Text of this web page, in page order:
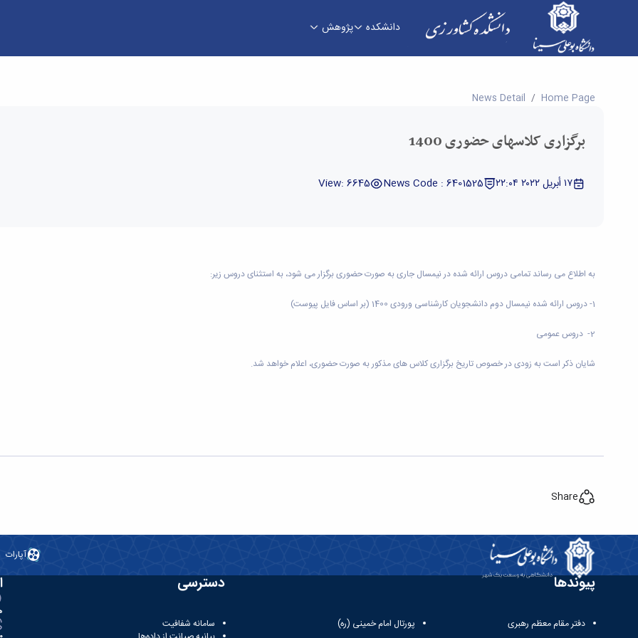
دانشکده پژوهش
برگزاری کلاسهای حضوری 1400 - دانشکده کشاورزی
Home Page
News Detail
برگزاری کلاسهای حضوری 1400
١٧ أبريل ٢٠٢٢ ٢٢:٠٤ News Code : 6401525
View: 6645
به اطلاع می رساند تمامی دروس ارائه شده در نیمسال جاری به صورت حضوری برگزار می شود، به استثنای دروس زیر:
1- دروس ارائه شده نیمسال دوم دانشجویان کارشناسی ورودی 1400 (بر اساس فایل پیوست)
2- دروس عمومی
شایان ذکر است به زودی در خصوص تاریخ برگزاری کلاس های مذکور به صورت حضوری، اعلام خواهد شد.
Share
آپارات
پیوندها
دفتر مقام معظم رهبری پورتال امام خمینی (ره)
دسترسی
سامانه شفافیت